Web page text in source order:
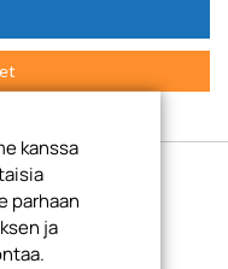
kanssa
parhaan
ja